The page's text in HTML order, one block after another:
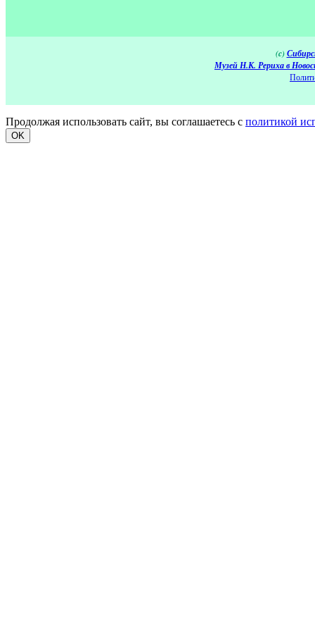
(c)
Музей Н.К. Рериха в
Продолжая использовать сайт, вы соглашаетесь с политикой
OK